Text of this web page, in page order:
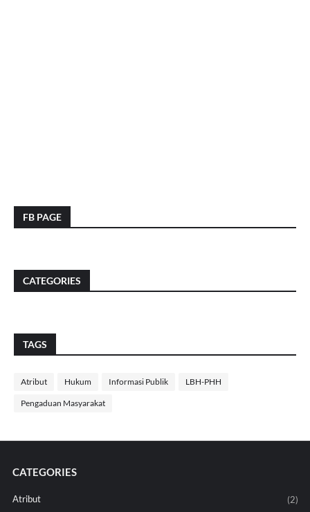
FB PAGE
CATEGORIES
TAGS
Atribut Hukum Informasi Publik LBH-PHH
Pengaduan Masyarakat
CATEGORIES
Atribut
(2)